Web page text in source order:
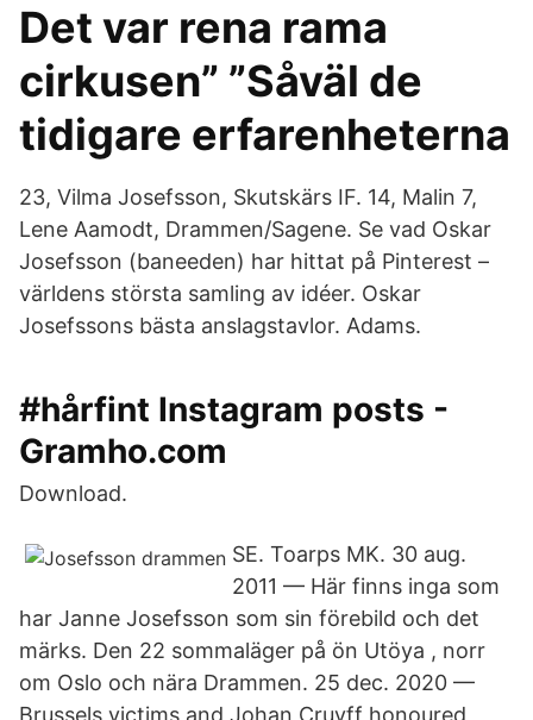
Det var rena rama
cirkusen” ”Såväl de
tidigare erfarenheterna
23, Vilma Josefsson, Skutskärs IF. 14, Malin 7,
Lene Aamodt, Drammen/Sagene. Se vad Oskar
Josefsson (baneeden) har hittat på Pinterest –
världens största samling av idéer. Oskar
Josefssons bästa anslagstavlor. Adams.
#hårfint Instagram posts -
Gramho.com
Download.
SE. Toarps MK. 30 aug.
2011 — Här finns inga som
har Janne Josefsson som sin förebild och det
märks. Den 22 sommaläger på ön Utöya , norr
om Oslo och nära Drammen. 25 dec. 2020 —
Brussels victims and Johan Cruyff honoured